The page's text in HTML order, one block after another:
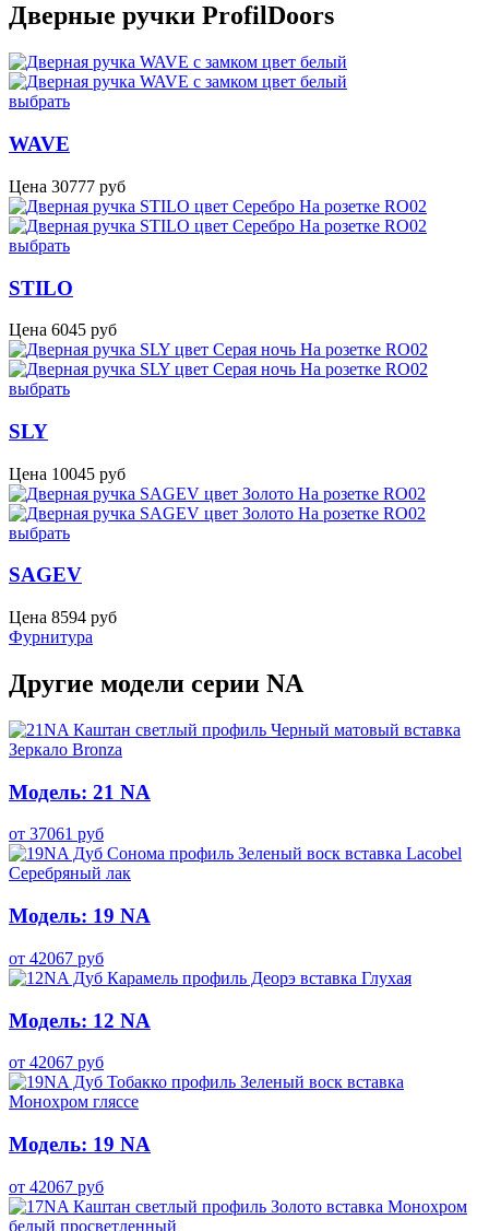
Дверные ручки ProfilDoors
выбрать
WAVE
Цена 30777 руб
выбрать
STILO
Цена 6045 руб
выбрать
SLY
Цена 10045 руб
выбрать
SAGEV
Цена 8594 руб
Фурнитура
Другие модели серии NA
Модель: 21 NA
от 37061 руб
Модель: 19 NA
от 42067 руб
Модель: 12 NA
от 42067 руб
Модель: 19 NA
от 42067 руб